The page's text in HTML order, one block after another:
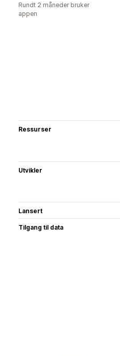
Rundt 2 måneder bruker
appen
Ressurser
Utvikler
Lansert
Tilgang til data